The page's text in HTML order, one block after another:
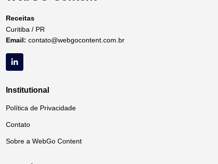
Receitas
Curitiba / PR
Email: contato@webgocontent.com.br
Institutional
Política de Privacidade
Contato
Sobre a WebGo Content